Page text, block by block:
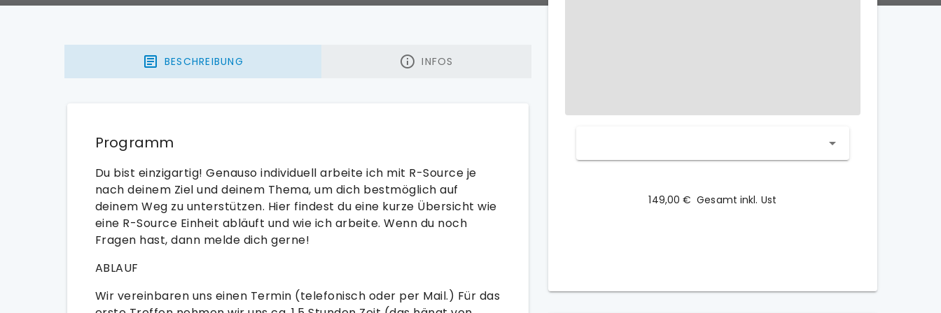
BESCHREIBUNG INFOS
Programm
Du bist einzigartig! Genauso individuell arbeite ich mit R-Source je
nach deinem Ziel und deinem Thema, um dich bestmöglich auf
deinem Weg zu unterstützen. Hier findest du eine kurze Übersicht wie
eine R-Source Einheit abläuft und wie ich arbeite. Wenn du noch
Fragen hast, dann melde dich gerne!
ABLAUF
Wir vereinbaren uns einen Termin (telefonisch oder per Mail.) Für das
149,00 € Gesamt inkl. Ust